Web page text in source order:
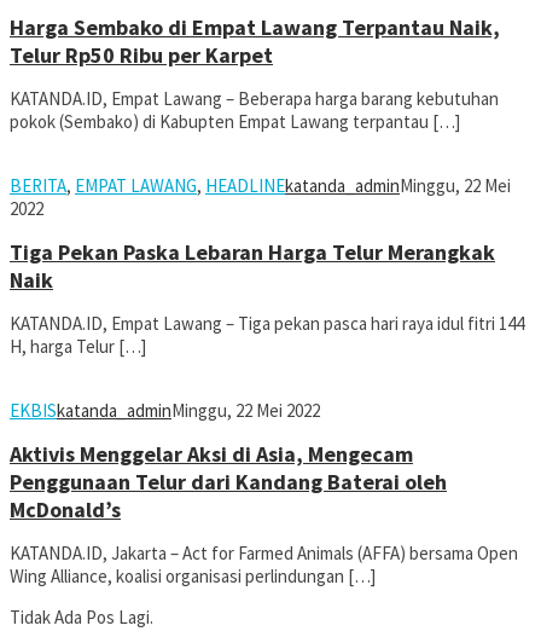
Harga Sembako di Empat Lawang Terpantau Naik,
Telur Rp50 Ribu per Karpet
KATANDA.ID, Empat Lawang – Beberapa harga barang kebutuhan
pokok (Sembako) di Kabupten Empat Lawang terpantau […]
BERITA, EMPAT LAWANG, HEADLINEkatanda_adminMinggu, 22 Mei
2022
Tiga Pekan Paska Lebaran Harga Telur Merangkak
Naik
KATANDA.ID, Empat Lawang – Tiga pekan pasca hari raya idul fitri 144
H, harga Telur […]
EKBISkatanda_adminMinggu, 22 Mei 2022
Aktivis Menggelar Aksi di Asia, Mengecam
Penggunaan Telur dari Kandang Baterai oleh
McDonald’s
KATANDA.ID, Jakarta – Act for Farmed Animals (AFFA) bersama Open
Wing Alliance, koalisi organisasi perlindungan […]
Tidak Ada Pos Lagi.